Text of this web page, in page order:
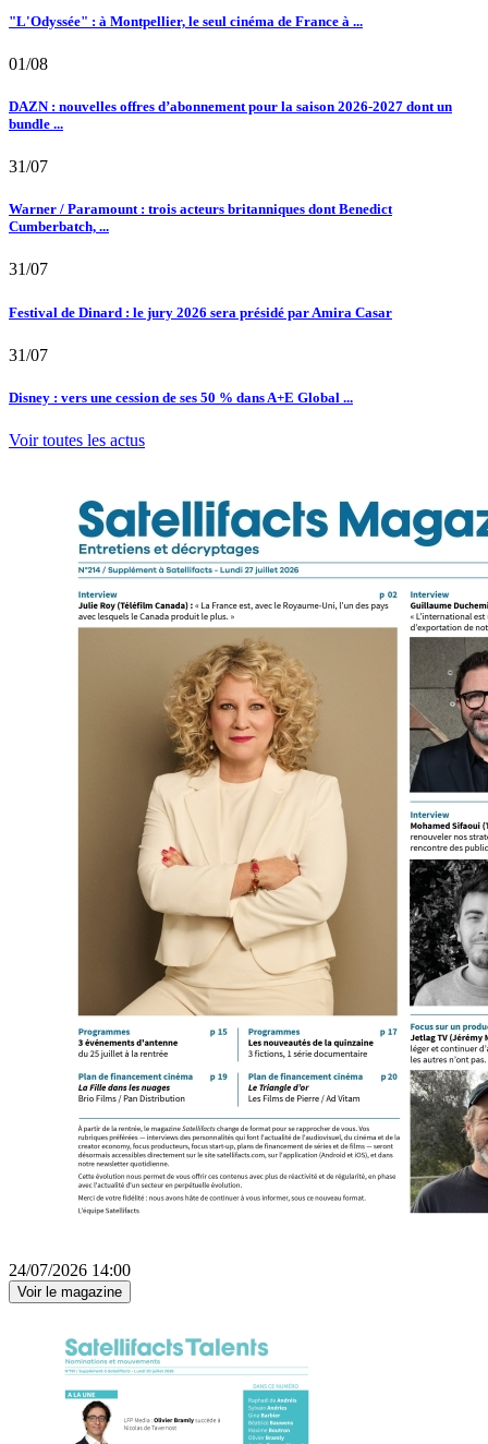
"L'Odyssée" : à Montpellier, le seul cinéma de France à ...
01/08
DAZN : nouvelles offres d’abonnement pour la saison 2026-2027 dont un
bundle ...
31/07
Warner / Paramount : trois acteurs britanniques dont Benedict
Cumberbatch, ...
31/07
Festival de Dinard : le jury 2026 sera présidé par Amira Casar
31/07
Disney : vers une cession de ses 50 % dans A+E Global ...
Voir toutes les actus
24/07/2026 14:00
Voir le magazine